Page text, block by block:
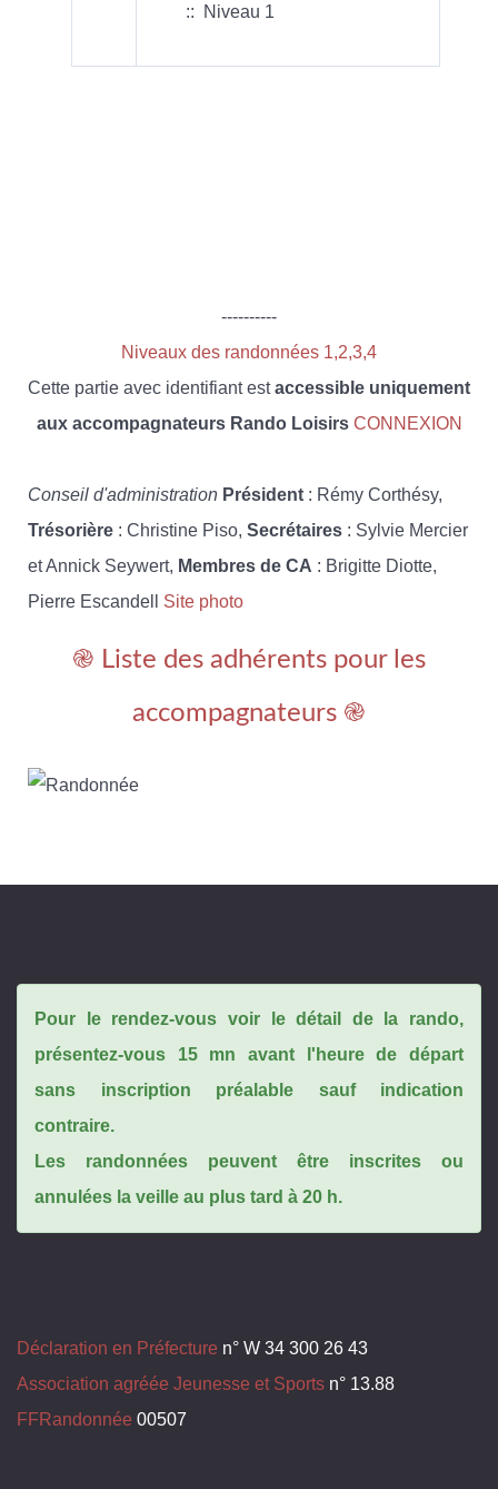
:: Niveau 1
----------
Niveaux des randonnées 1,2,3,4
Cette partie avec identifiant estaccessible uniquement
aux accompagnateurs Rando Loisirs CONNEXION
Conseil d'administration Président : Rémy Corthésy,
Trésorière : Christine Piso, Secrétaires : Sylvie Mercier
et Annick Seywert, Membres de CA : Brigitte Diotte,
Pierre Escandell Site photo
֎ Liste des adhérents pour les
accompagnateurs ֎
Pour le rendez-vous voir le détail de la rando,
présentez-vous 15 mn avant l'heure de départ
sans inscription préalable sauf indication
contraire.
Les randonnées peuvent être inscrites ou
annulées la veille au plus tard à 20 h.
Déclaration en Préfecture n° W 34 300 26 43
Association agréée Jeunesse et Sports n° 13.88
FFRandonnée 00507